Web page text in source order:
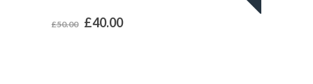
£50.00 £40.00